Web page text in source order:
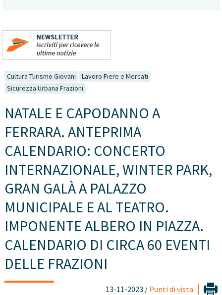
Cultura Turismo Giovani
Lavoro Fiere e Mercati
Sicurezza Urbana Frazioni
NATALE E CAPODANNO A
FERRARA. ANTEPRIMA
CALENDARIO: CONCERTO
INTERNAZIONALE, WINTER PARK,
GRAN GALÀ A PALAZZO
MUNICIPALE E AL TEATRO.
IMPONENTE ALBERO IN PIAZZA.
CALENDARIO DI CIRCA 60 EVENTI
DELLE FRAZIONI
13-11-2023 / Punti di vista